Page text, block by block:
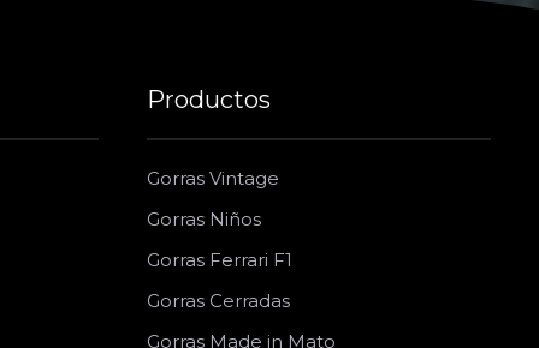
Productos
Gorras Vintage
Gorras Niños
Gorras Ferrari F1
Gorras Cerradas
Gorras Made in Mato